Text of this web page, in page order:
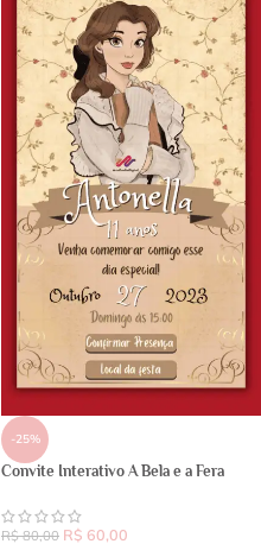
-25%
Convite Interativo A Bela e a Fera
R$80,00 R$ 60,00